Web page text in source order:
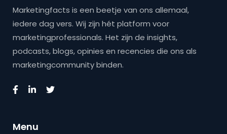
Marketingfacts is een beetje van ons allemaal,
iedere dag vers. Wij zijn hét platform voor
marketingprofessionals. Het zijn de insights,
podcasts, blogs, opinies en recencies die ons als
marketingcommunity binden.
Menu